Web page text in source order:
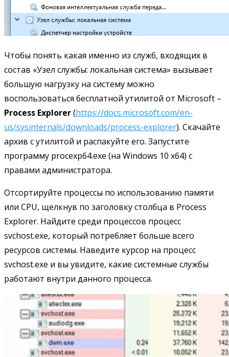
Чтобы понять какая именно из служб, входящих в
состав «Узел службы: локальная система» вызывает
большую нагрузку на систему можно
воспользоваться бесплатной утилитой от Microsoft –
Process Explorer(https://docs.microsoft.com/en-
us/sysinternals/downloads/process-explorer). Скачайте
архив с утилитой и распакуйте его. Запустите
программу procexp64.exe (на Windows 10 x64) с
правами администратора.
Отсортируйте процессы по использованию памяти
или CPU, щелкнув по заголовку столбца в Process
Explorer. Найдите среди процессов процесс
svchost.exe, который потребляет больше всего
ресурсов системы. Наведите курсор на процесс
svchost.exe и вы увидите, какие системные службы
работают внутри данного процесса.